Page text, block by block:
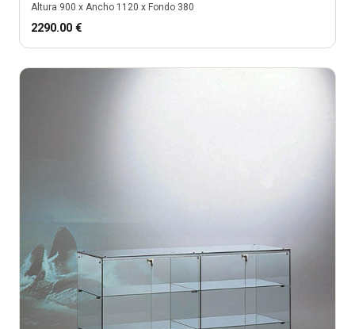
Altura 900 x Ancho 1120 x Fondo 380
2290.00 €